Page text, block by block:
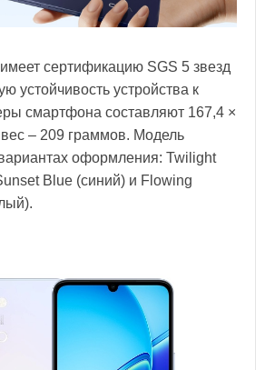
сертификацию SGS 5 звезд
устойчивость устройства к
смартфона составляют 167,4 ×
– 209 граммов. Модель
оформления: Twilight
Blue (синий) и Flowing